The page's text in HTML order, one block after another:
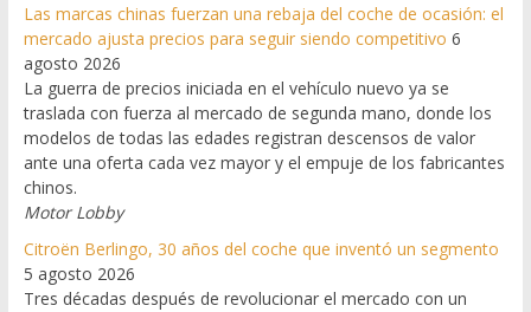
Las marcas chinas fuerzan una rebaja del coche de ocasión: el
mercado ajusta precios para seguir siendo competitivo 6
agosto 2026
La guerra de precios iniciada en el vehículo nuevo ya se
traslada con fuerza al mercado de segunda mano, donde los
modelos de todas las edades registran descensos de valor
ante una oferta cada vez mayor y el empuje de los fabricantes
chinos.
Motor Lobby
Citroën Berlingo, 30 años del coche que inventó un segmento
5 agosto 2026
Tres décadas después de revolucionar el mercado con un